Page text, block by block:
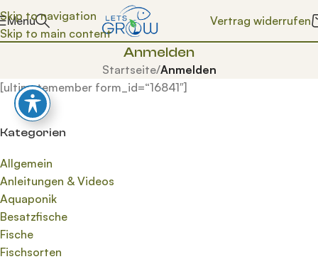
Skip to navigation
Skip to main content
Menü Vertrag widerrufen
Anmelden
Startseite/Anmelden
[ultimatemember form_id=“16841″]
Kategorien
Allgemein
Anleitungen & Videos
Aquaponik
Besatzfische
Fische
Fischsorten